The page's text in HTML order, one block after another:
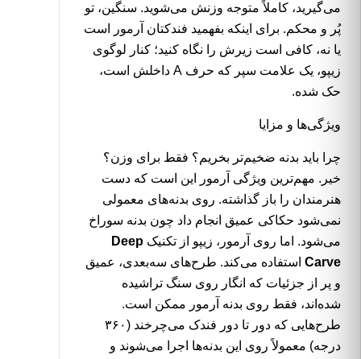
می‌گیرید، کاملاً متوجه وزنش می‌شوید. سنگین، تو
پُر و محکم. برای اینکه بفهمید فندکتان آرمور است
یا نه، کافی است زیرش را نگاه کنید؛ کنار لوگوی
زیپو، یک علامت سپر که حرف A داخلش است،
حک شده.
ویژگی‌ها و مزایا
چرا باید بدنه ضخیم‌تر بخریم؟ فقط برای وزن؟
خیر. مهم‌ترین ویژگی آرمور این است که دست
هنرمندان را باز گذاشته. روی بدنه‌های معمولی
نمی‌شود حکاکی عمیق انجام داد چون بدنه سوراخ
می‌شود. اما روی آرمور، زیپو از تکنیک Deep
Carve استفاده می‌کند. طرح‌های سه‌بعدی، عمیق
و پر از جزئیات که انگار روی سنگ تراشیده
شده‌اند، فقط روی بدنه آرمور ممکن است.
طرح‌هایی که دور تا دور فندک می‌چرخند (۳۶۰
درجه) معمولاً روی این بدنه‌ها اجرا می‌شوند و